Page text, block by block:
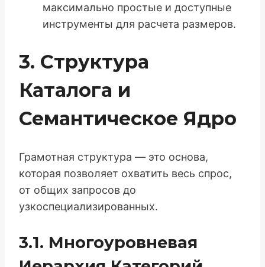
максимально простые и доступные
инструменты для расчета размеров.
3. Структура
Каталога и
Семантическое Ядро
Грамотная структура — это основа,
которая позволяет охватить весь спрос,
от общих запросов до
узкоспециализированных.
3.1. Многоуровневая